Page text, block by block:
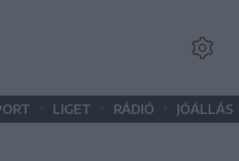
• LIGET • RÁDIÓ • JÓÁLLÁS